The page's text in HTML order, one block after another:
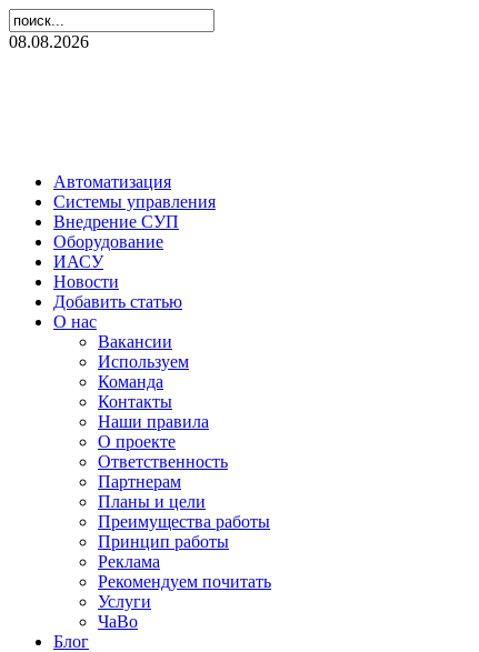
08.08.2026
Автоматизация
Системы управления
Внедрение СУП
Оборудование
ИАСУ
Новости
Добавить статью
О нас
Вакансии
Используем
Команда
Контакты
Наши правила
О проекте
Ответственность
Партнерам
Планы и цели
Преимущества работы
Принцип работы
Реклама
Рекомендуем почитать
Услуги
ЧаВо
Блог